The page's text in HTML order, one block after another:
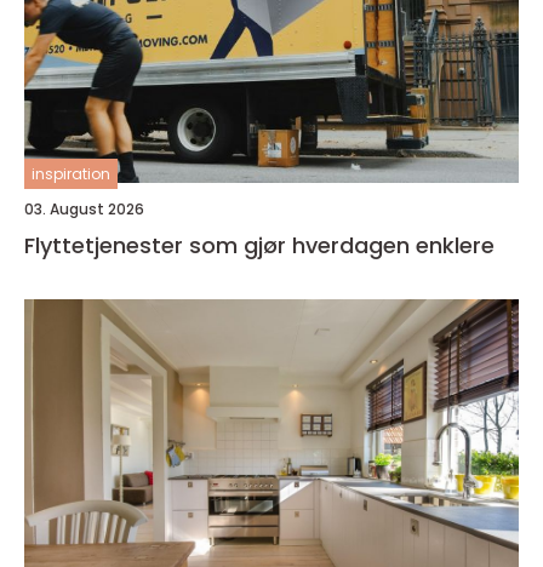
inspiration
03. August 2026
Flyttetjenester som gjør hverdagen enklere